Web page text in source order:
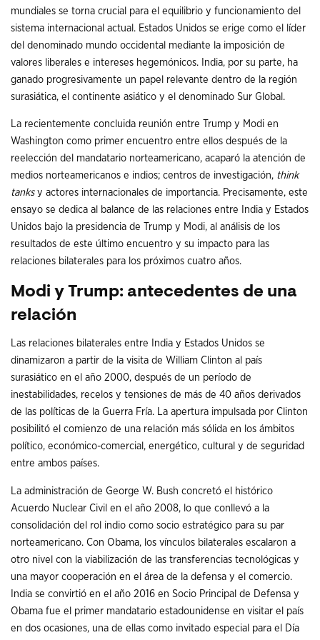
mundiales se torna crucial para el equilibrio y funcionamiento del
sistema internacional actual. Estados Unidos se erige como el líder
del denominado mundo occidental mediante la imposición de
valores liberales e intereses hegemónicos. India, por su parte, ha
ganado progresivamente un papel relevante dentro de la región
surasiática, el continente asiático y el denominado Sur Global.
La recientemente concluida reunión entre Trump y Modi en
Washington como primer encuentro entre ellos después de la
reelección del mandatario norteamericano, acaparó la atención de
medios norteamericanos e indios; centros de investigación, think
tanksy actores internacionales de importancia. Precisamente, este
ensayo se dedica al balance de las relaciones entre India y Estados
Unidos bajo la presidencia de Trump y Modi, al análisis de los
resultados de este último encuentro y su impacto para las
relaciones bilaterales para los próximos cuatro años.
Modi y Trump: antecedentes de una
relación
Las relaciones bilaterales entre India y Estados Unidos se
dinamizaron a partir de la visita de William Clinton al país
surasiático en el año 2000, después de un período de
inestabilidades, recelos y tensiones de más de 40 años derivados
de las políticas de la Guerra Fría. La apertura impulsada por Clinton
posibilitó el comienzo de una relación más sólida en los ámbitos
político, económico-comercial, energético, cultural y de seguridad
entre ambos países.
La administración de George W. Bush concretó el histórico
Acuerdo Nuclear Civil en el año 2008, lo que conllevó a la
consolidación del rol indio como socio estratégico para su par
norteamericano. Con Obama, los vínculos bilaterales escalaron a
otro nivel con la viabilización de las transferencias tecnológicas y
una mayor cooperación en el área de la defensa y el comercio.
India se convirtió en el año 2016 en Socio Principal de Defensa y
Obama fue el primer mandatario estadounidense en visitar el país
en dos ocasiones, una de ellas como invitado especial para el Día